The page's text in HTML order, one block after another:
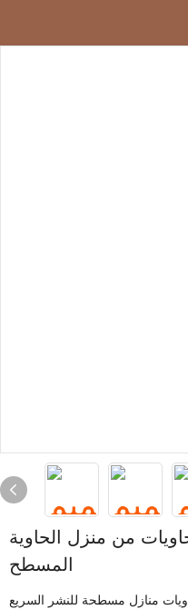
من منزل الحاوية
المسطح
منازل مسطحة للنشر السريع